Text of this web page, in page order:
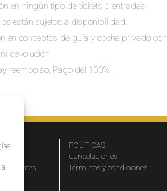
en ningún tipo de tickets o entradas.
están sujetos a disponibilidad.
en conceptos de guía y coche privado con
devolución.
reembolso. Pago del 100%.
POLÍTICAS
Cancelaciones
Términos y condiciones